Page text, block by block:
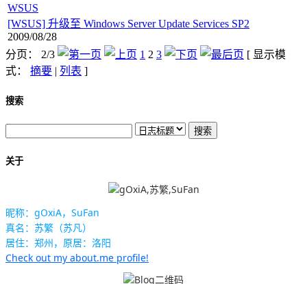
WSUS
[WSUS] 升级至 Windows Server Update Services SP2
2009/08/28
分页： 2/3
1 2 3
[ 显示模
式： 摘要 | 列表 ]
搜索
关于
昵称：gOxiA，SuFan
真名：苏繁（苏凡）
居住：郑州，原居：洛阳
Check out my about.me profile!